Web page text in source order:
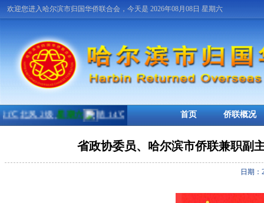
欢迎您进入哈尔滨市归国华侨联合会，今天是 2026年08月08日 星期六
首页 侨联概况
省政协委员、哈尔滨市侨联兼职副
日期